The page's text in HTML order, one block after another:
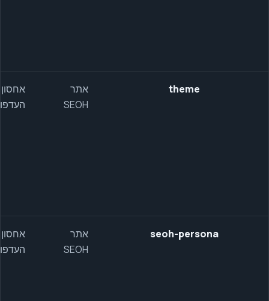
theme
אתר
SEOH
אחסון
seoh-persona
אתר
SEOH
אחסון